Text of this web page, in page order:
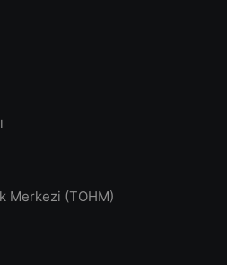
Merkezi (TOHM)